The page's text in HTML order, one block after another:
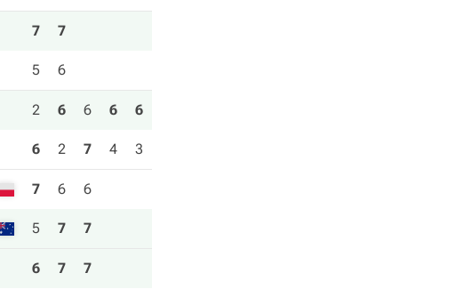
7 7
5 6
2 6 6 6 6
6 2 7 4 3
7 6 6
5 7 7
6 7 7